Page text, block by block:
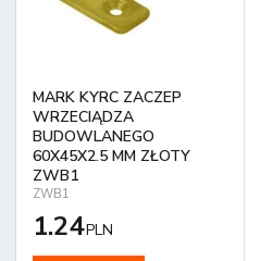
MARK KYRC ZACZEP
WRZECIĄDZA
BUDOWLANEGO
60X45X2.5 MM ZŁOTY
ZWB1
ZWB1
1.24PLN